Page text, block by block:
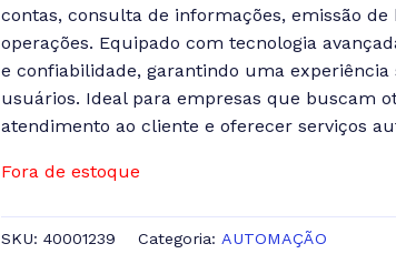
contas, consulta de informações, emissão
operações. Equipado com tecnologia
e confiabilidade, garantindo uma
usuários. Ideal para empresas que buscam
atendimento ao cliente e oferecer serviços
Fora de estoque
SKU:40001239 Categoria:AUTOMAÇÃO